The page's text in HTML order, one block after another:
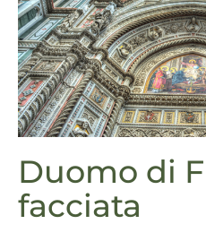
Duomo di
facciata